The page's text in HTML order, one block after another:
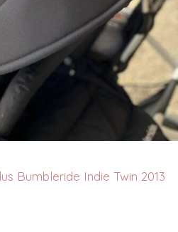
Bumbleride Indie Twin 2013